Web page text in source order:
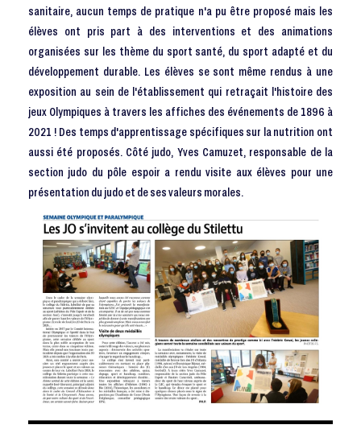
sanitaire, aucun temps de pratique n'a pu être proposé mais les
élèves ont pris part à des interventions et des animations
organisées sur les thème du sport santé, du sport adapté et du
développement durable. Les élèves se sont même rendus à une
exposition au sein de l'établissement qui retraçait l'histoire des
jeux Olympiques à travers les affiches des événements de 1896 à
2021 ! Des temps d'apprentissage spécifiques sur la nutrition ont
aussi été proposés. Côté judo, Yves Camuzet, responsable de la
section judo du pôle espoir a rendu visite aux élèves pour une
présentation du judo et de ses valeurs morales.